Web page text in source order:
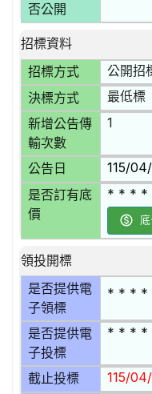
否公開
招標資料
招標方式
公開招
決標方式 最低標
新增公告傳
輸次數
1
公告日 115/
是否訂有底
價
* * * *
領投開標
是否提供電
子領標
* * * *
是否提供電
子投標
* * * *
截止投標 115/